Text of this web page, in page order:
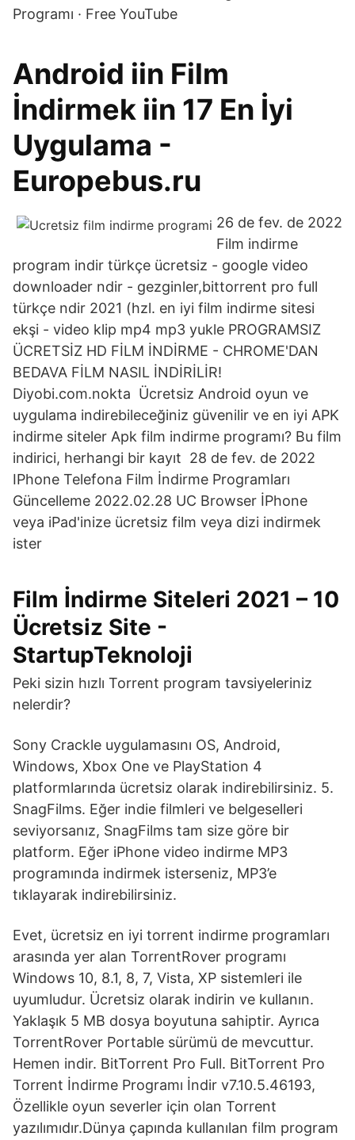
Programı · Free YouTube
Android iin Film
İndirmek iin 17 En İyi
Uygulama -
Europebus.ru
26 de fev. de 2022
Film indirme
program indir türkçe ücretsiz - google video
downloader ndir - gezginler,bittorrent pro full
türkçe ndir 2021 (hzl. en iyi film indirme sitesi
ekşi - video klip mp4 mp3 yukle PROGRAMSIZ
ÜCRETSİZ HD FİLM İNDİRME - CHROME'DAN
BEDAVA FİLM NASIL İNDİRİLİR!
Diyobi.com.nokta Ücretsiz Android oyun ve
uygulama indirebileceğiniz güvenilir ve en iyi APK
indirme siteler Apk film indirme programı? Bu film
indirici, herhangi bir kayıt 28 de fev. de 2022
IPhone Telefona Film İndirme Programları
Güncelleme 2022.02.28 UC Browser İPhone
veya iPad'inize ücretsiz film veya dizi indirmek
ister
Film İndirme Siteleri 2021 – 10
Ücretsiz Site -
StartupTeknoloji
Peki sizin hızlı Torrent program tavsiyeleriniz
nelerdir?
Sony Crackle uygulamasını OS, Android,
Windows, Xbox One ve PlayStation 4
platformlarında ücretsiz olarak indirebilirsiniz. 5.
SnagFilms. Eğer indie filmleri ve belgeselleri
seviyorsanız, SnagFilms tam size göre bir
platform. Eğer iPhone video indirme MP3
programında indirmek isterseniz, MP3’e
tıklayarak indirebilirsiniz.
Evet, ücretsiz en iyi torrent indirme programları
arasında yer alan TorrentRover programı
Windows 10, 8.1, 8, 7, Vista, XP sistemleri ile
uyumludur. Ücretsiz olarak indirin ve kullanın.
Yaklaşık 5 MB dosya boyutuna sahiptir. Ayrıca
TorrentRover Portable sürümü de mevcuttur.
Hemen indir. BitTorrent Pro Full. BitTorrent Pro
Torrent İndirme Programı İndir v7.10.5.46193,
Özellikle oyun severler için olan Torrent
yazılımıdır.Dünya çapında kullanılan film program